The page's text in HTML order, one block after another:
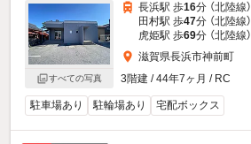
すべての写真
長浜駅 歩16分 （北陸線）
田村駅 歩47分 （北陸線）
虎姫駅 歩69分 （北陸線）
滋賀県長浜市神前町
3階建 / 44年7ヶ月 / RC
駐車場あり 駐輪場あり 宅配ボックス